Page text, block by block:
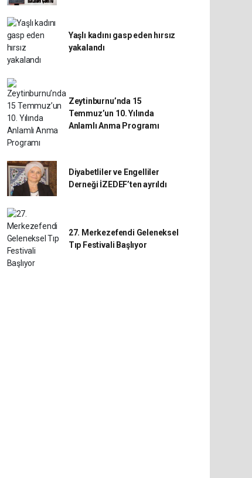
Yaşlı kadını gasp eden hırsız
yakalandı
Zeytinburnu’nda 15
Temmuz’un 10. Yılında
Anlamlı Anma Programı
Diyabetliler ve Engelliler
Derneği İZEDEF’ten ayrıldı
27. Merkezefendi Geleneksel
Tıp Festivali Başlıyor